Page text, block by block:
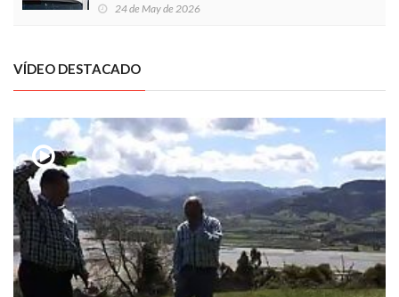
24 de May de 2026
VÍDEO DESTACADO